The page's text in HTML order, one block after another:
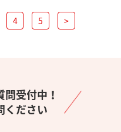
4 5 >
受付中！
ください